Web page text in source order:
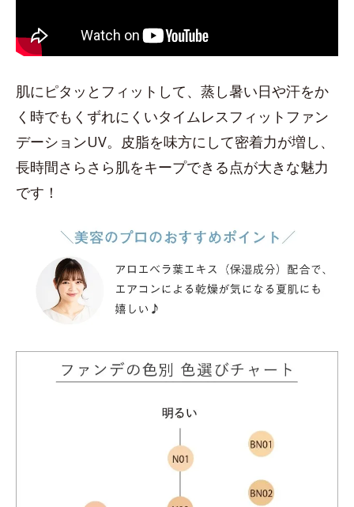
肌にピタッとフィットして、蒸し暑い日や汗をか
く時でもくずれにくいタイムレスフィットファン
デーションUV。皮脂を味方にして密着力が増し、
長時間さらさら肌をキープできる点が大きな魅力
です！